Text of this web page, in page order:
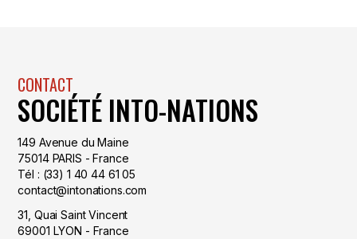
CONTACT
SOCIÉTÉ INTO-NATIONS
149 Avenue du Maine
75014 PARIS - France
Tél : (33) 1 40 44 61 05
contact@intonations.com
31, Quai Saint Vincent
69001 LYON - France